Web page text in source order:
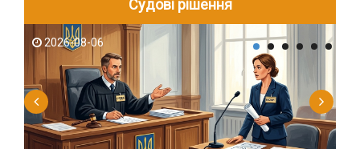
Судові рішення
2026-08-06